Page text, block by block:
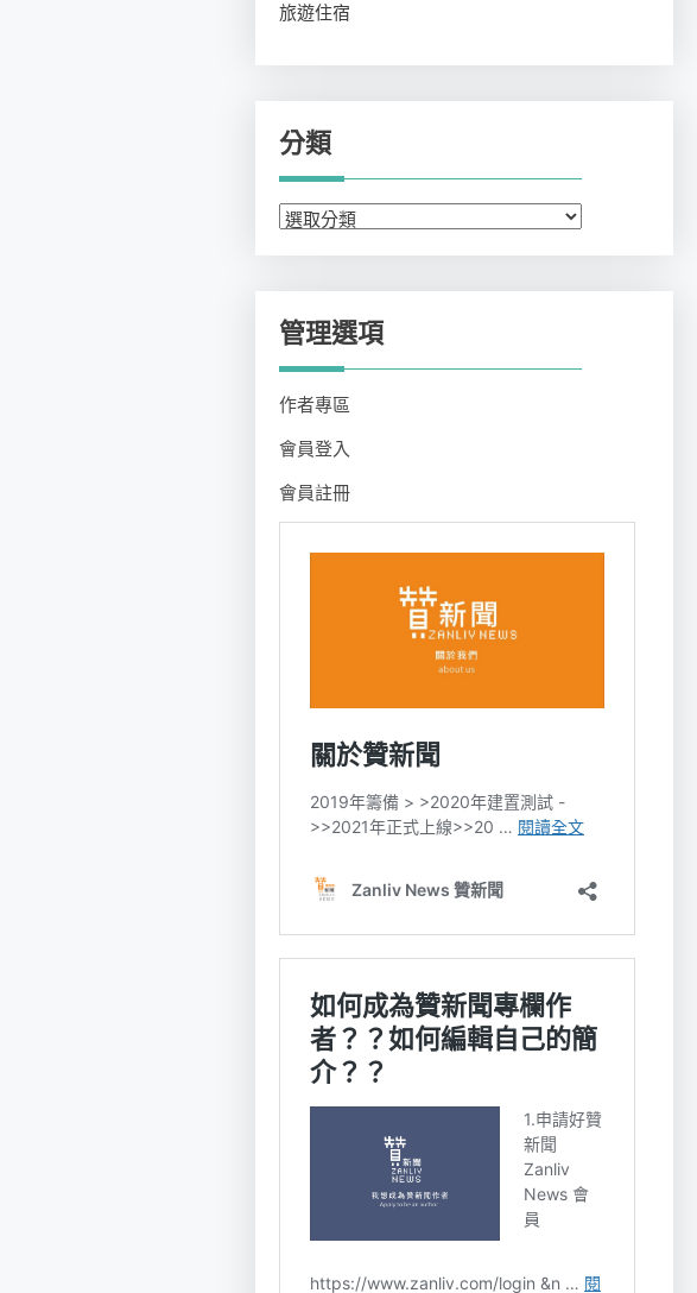
旅遊住宿
分類
分
管理選項
作者專區
會員登入
會員註冊